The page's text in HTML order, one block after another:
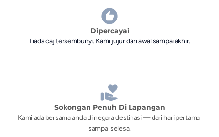
Dipercayai
Tiada caj tersembunyi. Kami jujur dari awal sampai akhir.
Sokongan Penuh Di Lapangan
Kami ada bersama anda di negara destinasi — dari hari pertama
sampai selesa.